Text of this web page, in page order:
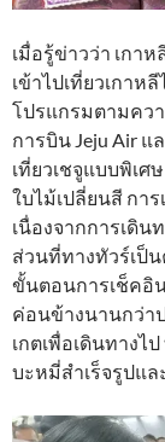
เมื่อรู้ข่าวว่า เกา
เข้าไปเที่ยวเกาห
โปรแกรมตามควา
การบิน Jeju Air
เที่ยวเชจูแบบพิเศ
ใบไม้เปลี่ยนสี กา
เนื่องจากการเดิน
ส่วนที่ทางทัวร์เป็
ขั้นตอนการเช็คอิ
ค่อนข้างนานกว่า
เกตเพื่อเดินทางไ
บะหมี่สำเร็จรูปแล